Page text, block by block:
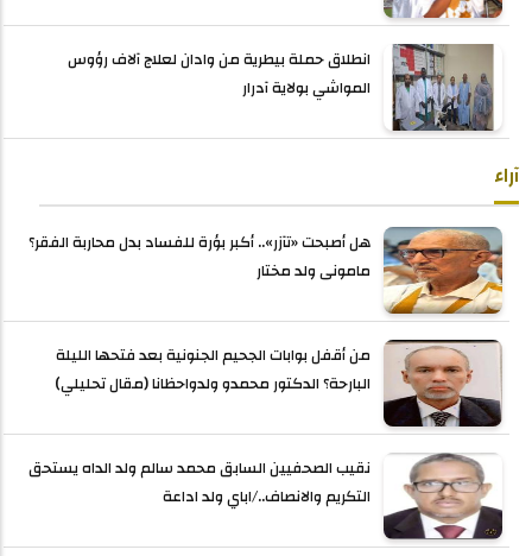
انطلاق حملة بيطرية من وادان لعلاج آلاف رؤوس
المواشي بولاية آدرار
آراء
هل أصبحت «تآزر».. أكبر بؤرة للفساد بدل محاربة الفقر؟
مامونى ولد مختار
من أقفل بوابات الجحيم الجنونية بعد فتحها الليلة
البارحة؟ الدكتور محمدو ولدواحظانا (مقال تحليلي)
نقيب الصحفيين السابق محمد سالم ولد الداه يستحق
التكريم والانصاف../اباي ولد اداعة